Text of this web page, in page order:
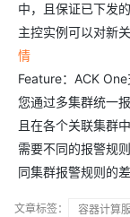
中，且保证已下发
主控实例可以对新
情
Feature：ACK
您通过多集群统一
且在各个关联集群
需要不同的报警规
同集群报警规则的
文章标签： 容器计算